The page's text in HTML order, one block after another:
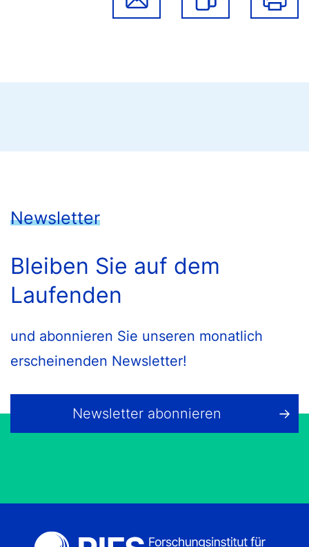
Newsletter
Bleiben Sie auf dem
Laufenden
und abonnieren Sie unseren monatlich
erscheinenden Newsletter!
Newsletter abonnieren